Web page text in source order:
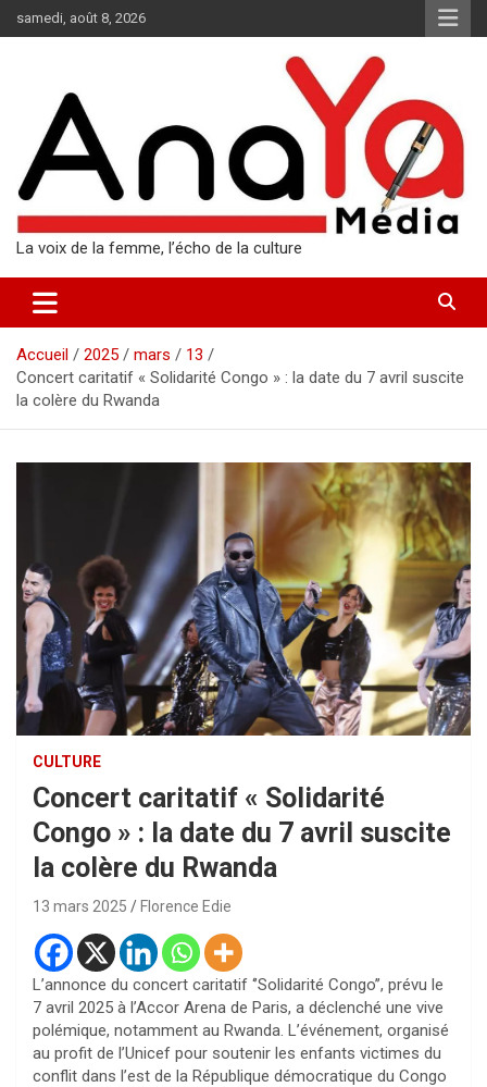
au
samedi, août 8, 2026
La voix de la femme, l’écho de la culture
Accueil 2025 mars
13
Concert caritatif « Solidarité Congo » : la date du 7 avril suscite
la colère du Rwanda
CULTURE
Concert caritatif « Solidarité
Congo » : la date du 7 avril suscite
la colère du Rwanda
13 mars 2025 Florence Edie
L’annonce du concert caritatif ‘’Solidarité Congo’’, prévu le
7 avril 2025 à l’Accor Arena de Paris, a déclenché une vive
polémique, notamment au Rwanda. L’événement, organisé
au profit de l’Unicef pour soutenir les enfants victimes du
conflit dans l’est de la République démocratique du Congo